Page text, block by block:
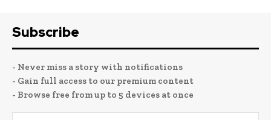
Subscribe
- Never miss a story with notifications
- Gain full access to our premium content
- Browse free from up to 5 devices at once